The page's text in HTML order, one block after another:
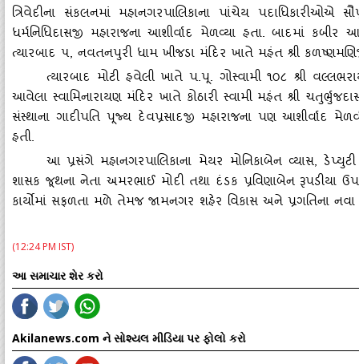
ત્રિવેદીના સંકલનમાં મહાનગરપાલિકાના પાંચેય પદાધિકારીઓએ
ધર્મનિધિદાસજી મહારાજના આશીર્વાદ મેળવ્‍યા હતા. બાદમાં કબીર
ત્‍યારબાદ ૫, નવતનપુરી ધામ ખીજડા મંદિર ખાતે મહંત શ્રી
ત્‍યારબાદ મોટી હવેલી ખાતે પ.પૂ. ગોસ્‍વામી ૧૦૮ શ્રી
આવેલા સ્‍વામિનારાયણ મંદિર ખાતે કોઠારી સ્‍વામી મહંત શ્રી
સંસ્‍થાના ગાદીપતિ પૂજ્‍ય દેવપ્રસાદજી મહારાજના પણ આશીર્વાદ
હતી.
આ પ્રસંગે મહાનગરપાલિકાના મેયર મોનિકાબેન વ્‍યાસ,
શાસક જૂથના નેતા અમરભાઈ મોદી તથા દંડક પ્રવિણાબેન રૂપડીયા
કાર્યોમાં સફળતા મળે તેમજ જામનગર શહેર વિકાસ અને પ્રગતિના
(12:24 PM IST)
આ સમાચાર શેર કરો
Akilanews.com ને સોશ્યલ મીડિયા પર ફોલો કરો